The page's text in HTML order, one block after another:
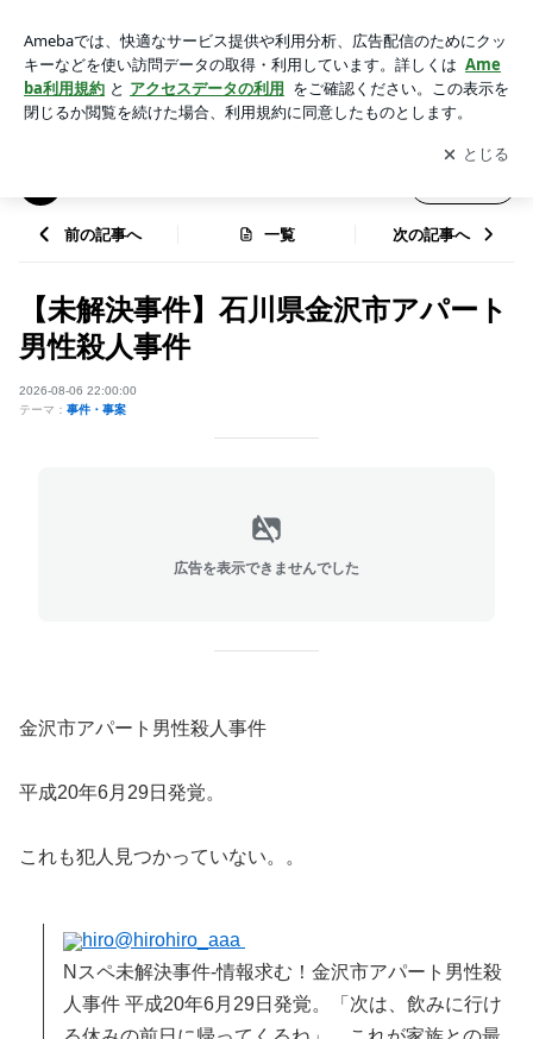
マ潰しオヤジ(既婚)
アプリをダウンロードして ブログの更新通知
を受け取りまし
ょう。
開く
前の記事へ 一覧 次の記事へ
【未解決事件】石川県金沢市アパート
男性殺人事件
2026-08-06 22:00:00
テーマ： 事件・事案
広告を表示できませんでした
金沢市アパート男性殺人事件
平成20年6月29日発覚。
これも犯人見つかっていない。。
hiro@hirohiro_aaa
Nスペ未解決事件-情報求む！金沢市アパート男性殺
人事件 平成20年6月29日発覚。「次は、飲みに行け